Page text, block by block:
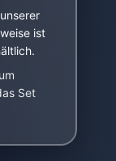
ist
Set